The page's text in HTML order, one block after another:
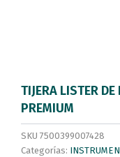
TIJERA LISTER
PREMIUM
SKU 7500399007428
Categorías: